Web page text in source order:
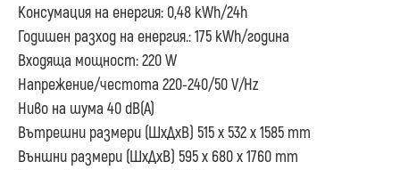
Консумация на енергия: 0,48 kWh/24h
Годишен разход на енергия.: 175 kWh/година
Входяща мощност: 220 W
Напрежение/честота 220-240/50 V/Hz
Ниво на шума 40 dB(A)
Вътрешни размери (ШхДхВ) 515 x 532 x 1585 mm
Външни размери (ШхДхВ) 595 x 680 x 1760 mm